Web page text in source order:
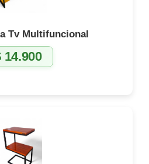
Tv Multifuncional
14.900